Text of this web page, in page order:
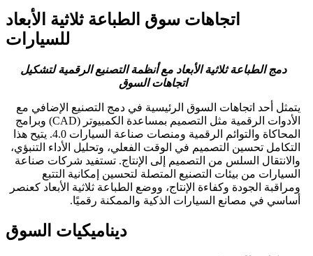
اتجاهات سوق الطباعة ثلاثية الأبعاد
للسيارات
دمج الطباعة ثلاثية الأبعاد مع أنظمة التصنيع الرقمية لتشكيل
اتجاهات السوق
يتمثل أحد اتجاهات السوق الرئيسية في دمج التصنيع الإضافي مع
الأدوات الرقمية مثل التصميم بمساعدة الكمبيوتر (CAD) وبرامج
المحاكاة والتوائم الرقمية ومنصات صناعة السيارات 4.0. يتيح هذا
التكامل تحسين التصميم في الوقت الفعلي، وتحليل الأداء التنبؤي،
والانتقال السلس من التصميم إلى الإنتاج. تستفيد شركات صناعة
السيارات من بيئات التصنيع المتصلة لتحسين إمكانية التتبع
ومراقبة الجودة وكفاءة الإنتاج، ووضع الطباعة ثلاثية الأبعاد كعنصر
أساسي في مصانع السيارات الذكية والممكنة رقميًا.
ديناميكيات السوق